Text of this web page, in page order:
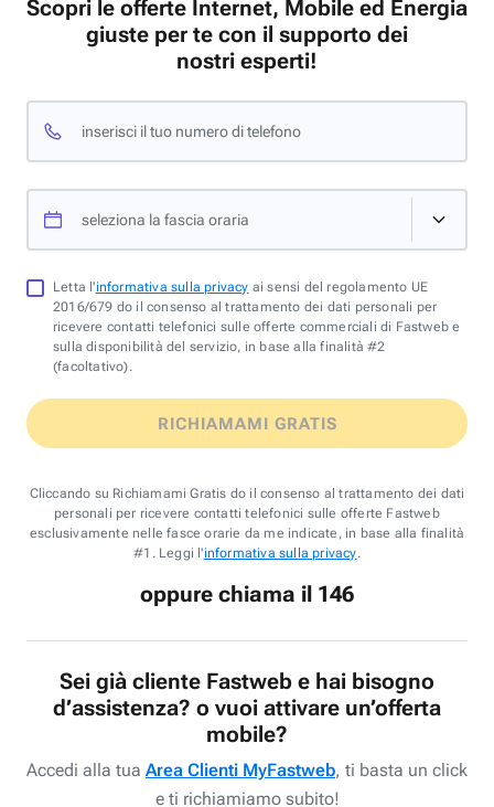
Scopri le offerte Internet, Mobile ed Energia
giuste per te con il supporto dei
nostri esperti!
inserisci il tuo numero di telefono
seleziona la fascia oraria
Letta l'informativa sulla privacy ai sensi del regolamento UE
2016/679 do il consenso al trattamento dei dati personali per
ricevere contatti telefonici sulle offerte commerciali di Fastweb e
sulla disponibilità del servizio, in base alla finalità #2
(facoltativo).
RICHIAMAMI GRATIS
Cliccando su Richiamami Gratis do il consenso al trattamento dei dati
personali per ricevere contatti telefonici sulle offerte Fastweb
esclusivamente nelle fasce orarie da me indicate, in base alla finalità
#1. Leggi l'informativa sulla privacy.
oppure chiama il 146
Sei già cliente Fastweb e hai bisogno
d’assistenza? o vuoi attivare un’offerta
mobile?
Accedi alla tua Area Clienti MyFastweb, ti basta un click
e ti richiamiamo subito!